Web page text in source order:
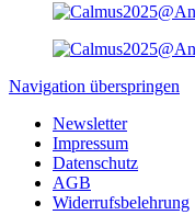
Navigation überspringen
Newsletter
Impressum
Datenschutz
AGB
Widerrufsbelehrung